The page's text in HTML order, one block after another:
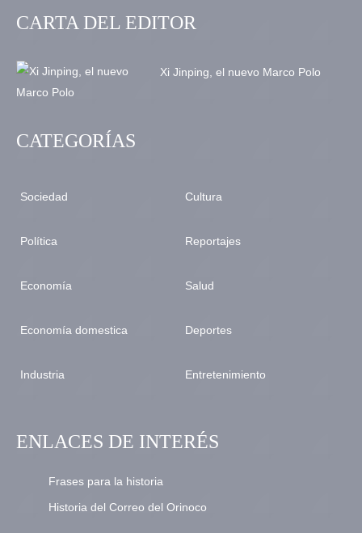
CARTA DEL EDITOR
Xi Jinping, el nuevo Marco Polo
CATEGORÍAS
Sociedad
Política
Economía
Economía domestica
Industria
Cultura
Reportajes
Salud
Deportes
Entretenimiento
ENLACES DE INTERÉS
Frases para la historia
Historia del Correo del Orinoco